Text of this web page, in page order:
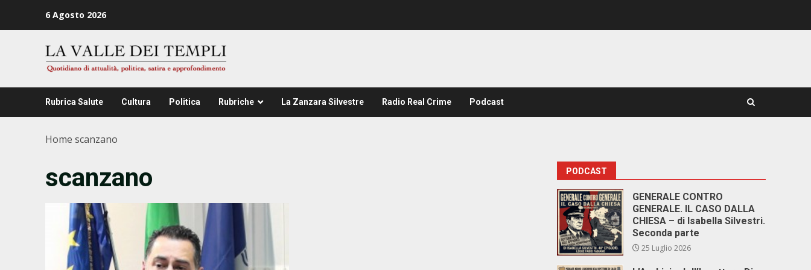
6 Agosto 2026
Rubrica Salute Cultura Politica Rubriche La Zanzara Silvestre Radio Real Crime Podcast
Home scanzano
scanzano PODCAST
GENERALE CONTRO
GENERALE. IL CASO DALLA
CHIESA – di Isabella Silvestri.
Seconda parte
25 Luglio 2026